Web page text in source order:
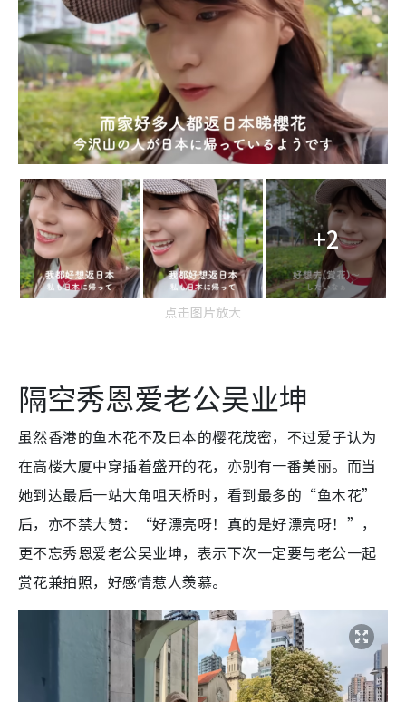
+2
点击图片放大
隔空秀恩爱老公吴业坤
虽然香港的鱼木花不及日本的樱花茂密，不过爱子认为
在高楼大厦中穿插着盛开的花，亦别有一番美丽。而当
她到达最后一站大角咀天桥时，看到最多的“鱼木花”
后，亦不禁大赞：“好漂亮呀！真的是好漂亮呀！”，
更不忘秀恩爱老公吴业坤，表示下次一定要与老公一起
赏花兼拍照，好感情惹人羡慕。